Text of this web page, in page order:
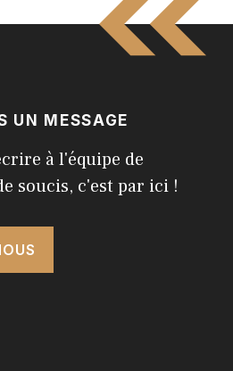
UN MESSAGE
à l'équipe de
soucis, c'est par ici !